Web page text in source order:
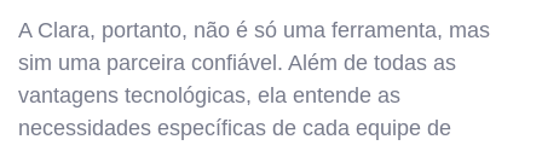
A Clara, portanto, não é só uma ferramenta, mas
sim uma parceira confiável. Além de todas as
vantagens tecnológicas, ela entende as
necessidades específicas de cada equipe de